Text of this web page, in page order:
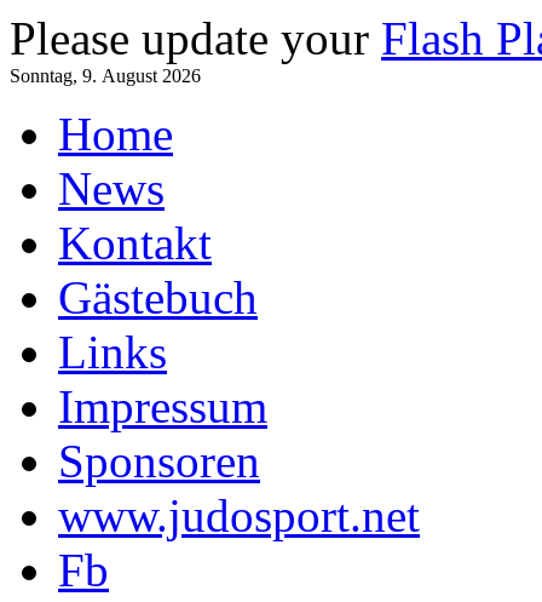
Please update your Flash
Sonntag, 9. August 2026
Home
News
Kontakt
Gästebuch
Links
Impressum
Sponsoren
www.judosport.net
Fb